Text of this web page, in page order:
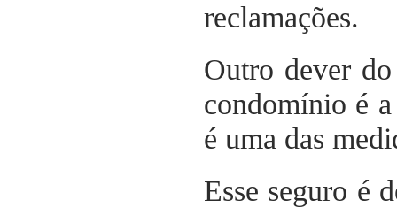
reclamações.
Outro dever
condomínio é
é uma das
Esse seguro é